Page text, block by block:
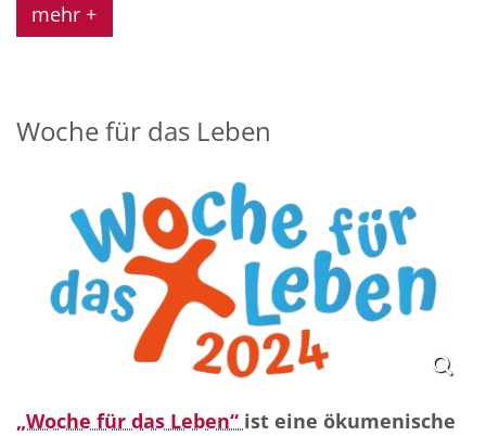
mehr +
Woche für das Leben
„Woche für das Leben“ ist eine ökumenische